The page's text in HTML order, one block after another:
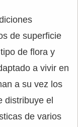
de superficie
de flora y
a vivir en
a su vez los
distribuye el
de varios